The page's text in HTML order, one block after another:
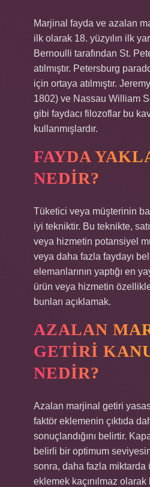
Marjinal fayda ve azalan
ilk olarak 18. yüzyılın ilk
Bernoulli tarafından St.
atılmıştır. Petersburg
için ortaya atılmıştır.
1802) ve Nassau William
gibi faydacı filozoflar bu
kullanmışlardır.
FAYDA
NEDIR?
Tüketici veya müşterinin
iyi tekniktir. Bu teknikte,
veya hizmetin potansiyel
veya daha fazla faydayı
elemanlarının yaptığı en
ürün veya hizmetin
bunları açıklamak.
AZALAN
GETIRI
NEDIR?
Azalan marjinal getiri
faktör eklemenin çıktıda
sonuçlandığını belirtir.
belirli bir optimum
sonra, daha fazla miktarda
eklemek kaçınılmaz olarak